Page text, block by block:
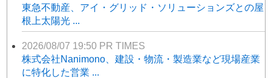
東急不動産、アイ・グリッド・ソリューションズとの屋
根上太陽光 ...
2026/08/07 19:50 PR TIMES
株式会社Nanimono、建設・物流・製造業など現場産業
に特化した営業 ...